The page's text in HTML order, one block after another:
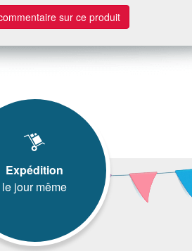
sur ce produit
Expédition
le jour même